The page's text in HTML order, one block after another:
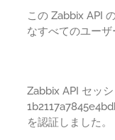
この Zabbix API
なすべてのユーザ
Zabbix API セッ
を認証しました。